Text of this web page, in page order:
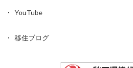
YouTube
移住ブログ